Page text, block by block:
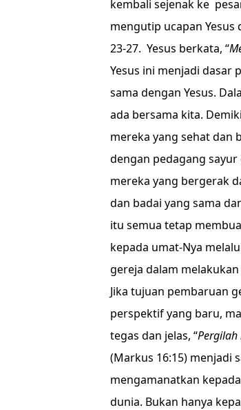
kembali sejenak ke
mengutip ucapan Yesus
23-27. Yesus berkata, “
Yesus ini menjadi dasar
sama dengan Yesus.
ada bersama kita.
mereka yang sehat dan
dengan pedagang
mereka yang bergerak
dan badai yang sama
itu semua tetap
kepada umat-Nya
gereja dalam
Jika tujuan pembaruan
perspektif yang baru,
tegas dan jelas, “
(Markus 16:15) menjadi
mengamanatkan
dunia. Bukan hanya